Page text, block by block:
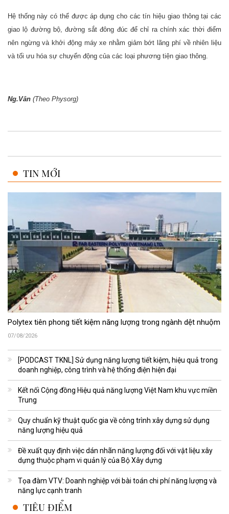
Hệ thống này có thể được áp dụng cho các tín hiệu giao thông tại các
giao lộ đường bộ, đường sắt đông đúc để chỉ ra chính xác thời điểm
nên ngừng và khởi động máy xe nhằm giảm bớt lãng phí về nhiên liệu
và tối ưu hóa sự chuyển động của các loại phương tiện giao thông.
Ng.Vân (Theo Physorg)
TIN MỚI
Polytex tiên phong tiết kiệm năng lượng trong ngành dệt nhuộm
07/08/2026
[PODCAST TKNL] Sử dụng năng lượng tiết kiệm, hiệu quả trong
doanh nghiệp, công trình và hệ thống điện hiện đại
Kết nối Cộng đồng Hiệu quả năng lượng Việt Nam khu vực miền
Trung
Quy chuẩn kỹ thuật quốc gia về công trình xây dựng sử dụng
năng lượng hiệu quả
Đề xuất quy định việc dán nhãn năng lượng đối với vật liệu xây
dựng thuộc phạm vi quản lý của Bộ Xây dựng
Tọa đàm VTV: Doanh nghiệp với bài toán chi phí năng lượng và
năng lực cạnh tranh
TIÊU ĐIỂM